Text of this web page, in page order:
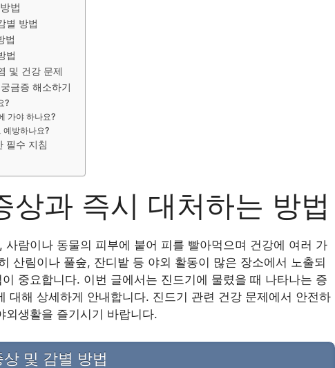
법
별 방법
법
법
및 건강 문제
금증 해소하기
?
가야 하나요?
예방하나요?
필수 지침
상과 즉시 대처하는 방법
람이나 동물의 피부에 붙어 피를 빨아먹으며 건강에 여러 가
산림이나 풀숲, 잔디밭 등 야외 활동이 많은 장소에서 노출되
중요합니다. 이번 글에서는 진드기에 물렸을 때 나타나는 증
대해 상세하게 안내합니다. 진드기 관련 건강 문제에서 안전하
외생활을 즐기시기 바랍니다.
및 감별 방법